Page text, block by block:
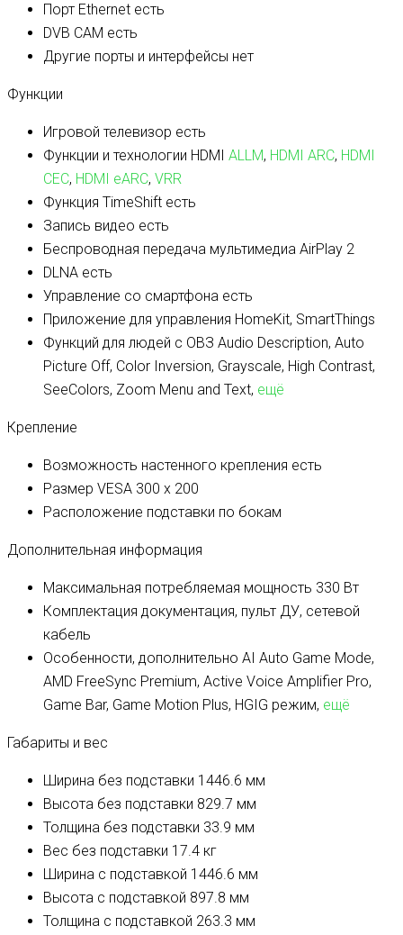
Порт Ethernet есть
DVB CAM есть
Другие порты и интерфейсы нет
Функции
Игровой телевизор есть
Функции и технологии HDMI ALLM, HDMI ARC, HDMI
CEC, HDMI eARC, VRR
Функция TimeShift есть
Запись видео есть
Беспроводная передача мультимедиа AirPlay 2
DLNA есть
Управление со смартфона есть
Приложение для управления HomeKit, SmartThings
Функций для людей с ОВЗ Audio Description, Auto
Picture Off, Color Inversion, Grayscale, High Contrast,
SeeColors, Zoom Menu and Text, ещё
Крепление
Возможность настенного крепления есть
Размер VESA 300 x 200
Расположение подставки по бокам
Дополнительная информация
Максимальная потребляемая мощность 330 Вт
Комплектация документация, пульт ДУ, сетевой
кабель
Особенности, дополнительно AI Auto Game Mode,
AMD FreeSync Premium, Active Voice Amplifier Pro,
Game Bar, Game Motion Plus, HGIG режим, ещё
Габариты и вес
Ширина без подставки 1446.6 мм
Высота без подставки 829.7 мм
Толщина без подставки 33.9 мм
Вес без подставки 17.4 кг
Ширина с подставкой 1446.6 мм
Высота с подставкой 897.8 мм
Толщина с подставкой 263.3 мм